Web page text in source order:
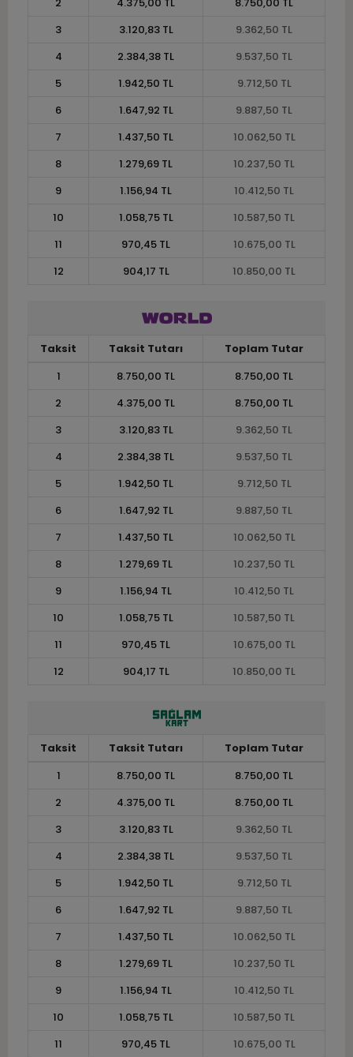
2
4.375,00 TL
8.750,00 TL
3
3.120,83 TL
9.362,50 TL
4
2.384,38 TL
9.537,50 TL
5
1.942,50 TL
9.712,50 TL
6
1.647,92 TL
9.887,50 TL
7
1.437,50 TL
10.062,50 TL
8
1.279,69 TL
10.237,50 TL
9
1.156,94 TL
10.412,50 TL
10
1.058,75 TL
10.587,50 TL
11
970,45 TL
10.675,00 TL
12
904,17 TL 10.850,00 TL
Taksit Taksit Tutarı
Toplam Tutar
1
8.750,00 TL
8.750,00 TL
2
4.375,00 TL
8.750,00 TL
3
3.120,83 TL
9.362,50 TL
4
2.384,38 TL
9.537,50 TL
5
1.942,50 TL
9.712,50 TL
6
1.647,92 TL
9.887,50 TL
7
1.437,50 TL
10.062,50 TL
8
1.279,69 TL
10.237,50 TL
9
1.156,94 TL
10.412,50 TL
10
1.058,75 TL
10.587,50 TL
11
970,45 TL
10.675,00 TL
12
904,17 TL 10.850,00 TL
Taksit Taksit Tutarı
Toplam Tutar
1
8.750,00 TL
8.750,00 TL
2
4.375,00 TL
8.750,00 TL
3
3.120,83 TL
9.362,50 TL
4
2.384,38 TL
9.537,50 TL
5
1.942,50 TL
9.712,50 TL
6
1.647,92 TL
9.887,50 TL
7
1.437,50 TL
10.062,50 TL
8
1.279,69 TL
10.237,50 TL
9
1.156,94 TL
10.412,50 TL
10
1.058,75 TL
10.587,50 TL
11
970,45 TL
10.675,00 TL